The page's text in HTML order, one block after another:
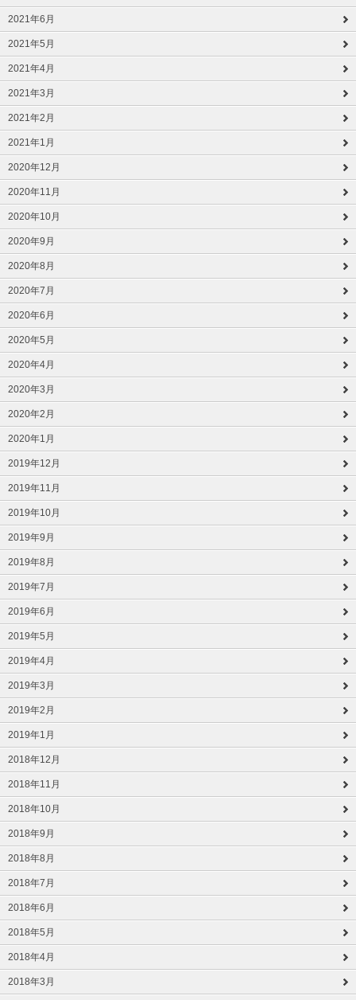
2021年6月
2021年5月
2021年4月
2021年3月
2021年2月
2021年1月
2020年12月
2020年11月
2020年10月
2020年9月
2020年8月
2020年7月
2020年6月
2020年5月
2020年4月
2020年3月
2020年2月
2020年1月
2019年12月
2019年11月
2019年10月
2019年9月
2019年8月
2019年7月
2019年6月
2019年5月
2019年4月
2019年3月
2019年2月
2019年1月
2018年12月
2018年11月
2018年10月
2018年9月
2018年8月
2018年7月
2018年6月
2018年5月
2018年4月
2018年3月